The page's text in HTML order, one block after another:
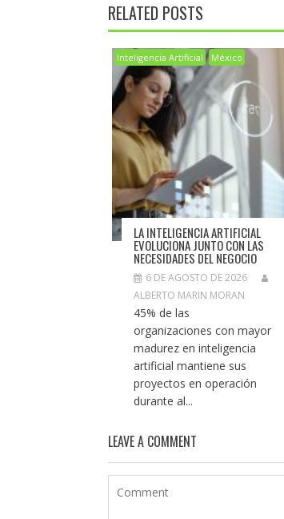
RELATED POSTS
Inteligencia Artificial México
LA INTELIGENCIA ARTIFICIAL
EVOLUCIONA JUNTO CON LAS
NECESIDADES DEL NEGOCIO
6 DE AGOSTO DE 2026
ALBERTO MARIN MORAN
45% de las
organizaciones con mayor
madurez en inteligencia
artificial mantiene sus
proyectos en operación
durante al...
LEAVE A COMMENT